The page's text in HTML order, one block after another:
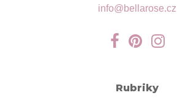
info@bellarose.cz
Rubriky